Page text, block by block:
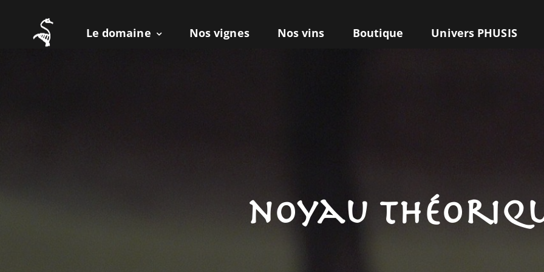
Le domaine Nos vignes Nos vins Boutique Univers PHUSIS
noyau